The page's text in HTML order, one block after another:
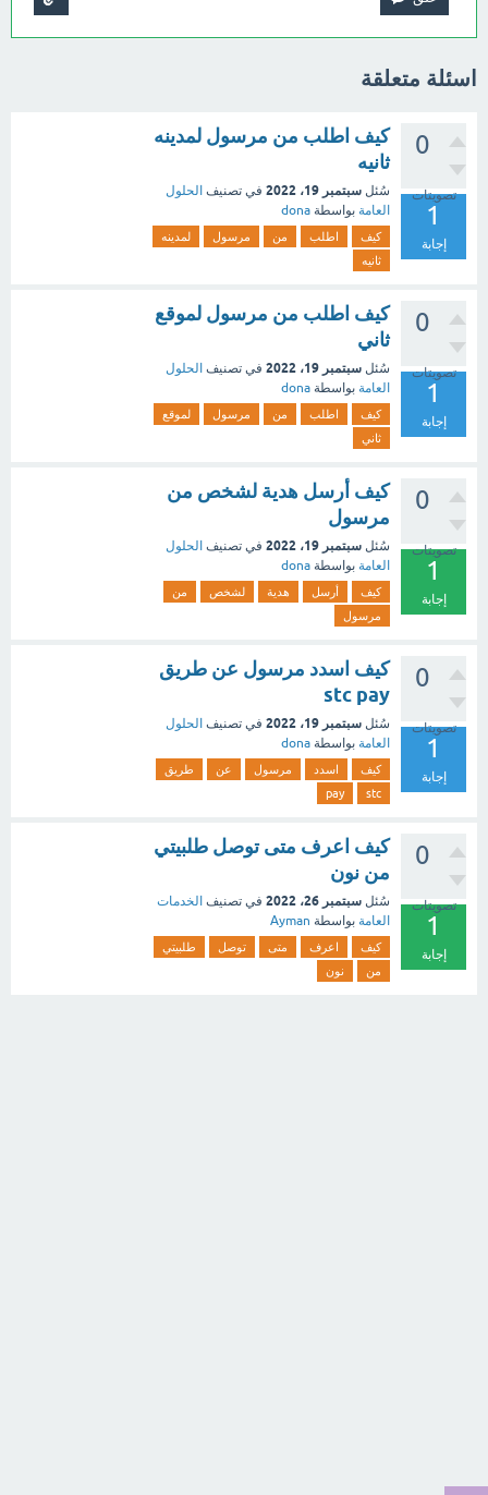
اسئلة متعلقة
0
تصويتات
1
إجابة
كيف اطلب من مرسول لمدينه
ثانيه
سُئل سبتمبر 19، 2022 في تصنيف الحلول
العامة بواسطة dona
كيف اطلب من مرسول
لمدينه
ثانيه
0
تصويتات
1
إجابة
كيف اطلب من مرسول لموقع
ثاني
سُئل سبتمبر 19، 2022 في تصنيف الحلول
العامة بواسطة dona
كيف اطلب من مرسول
لموقع
ثاني
0
تصويتات
1
إجابة
كيف أرسل هدية لشخص من
مرسول
سُئل سبتمبر 19، 2022 في تصنيف الحلول
العامة بواسطة dona
كيف أرسل هدية لشخص
من
مرسول
0
تصويتات
1
إجابة
كيف اسدد مرسول عن طريق
stc pay
سُئل سبتمبر 19، 2022 في تصنيف الحلول
العامة بواسطة dona
كيف اسدد مرسول عن
طريق
stc
pay
0
تصويتات
1
إجابة
كيف اعرف متى توصل طلبيتي
من نون
سُئل سبتمبر 26، 2022 في تصنيف الخدمات
العامة بواسطة Ayman
كيف اعرف متى توصل
طلبيتي
من
نون